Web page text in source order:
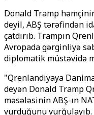
Donald Tramp
deyil, ABŞ tərəfindən
çatdırıb. Trampın
Avropada gərginliyə
diplomatik müstəvidə
"Qrenlandiyaya
deyən Donald Tramp
məsələsinin ABŞ-ın
vurduğunu vurğulayıb.